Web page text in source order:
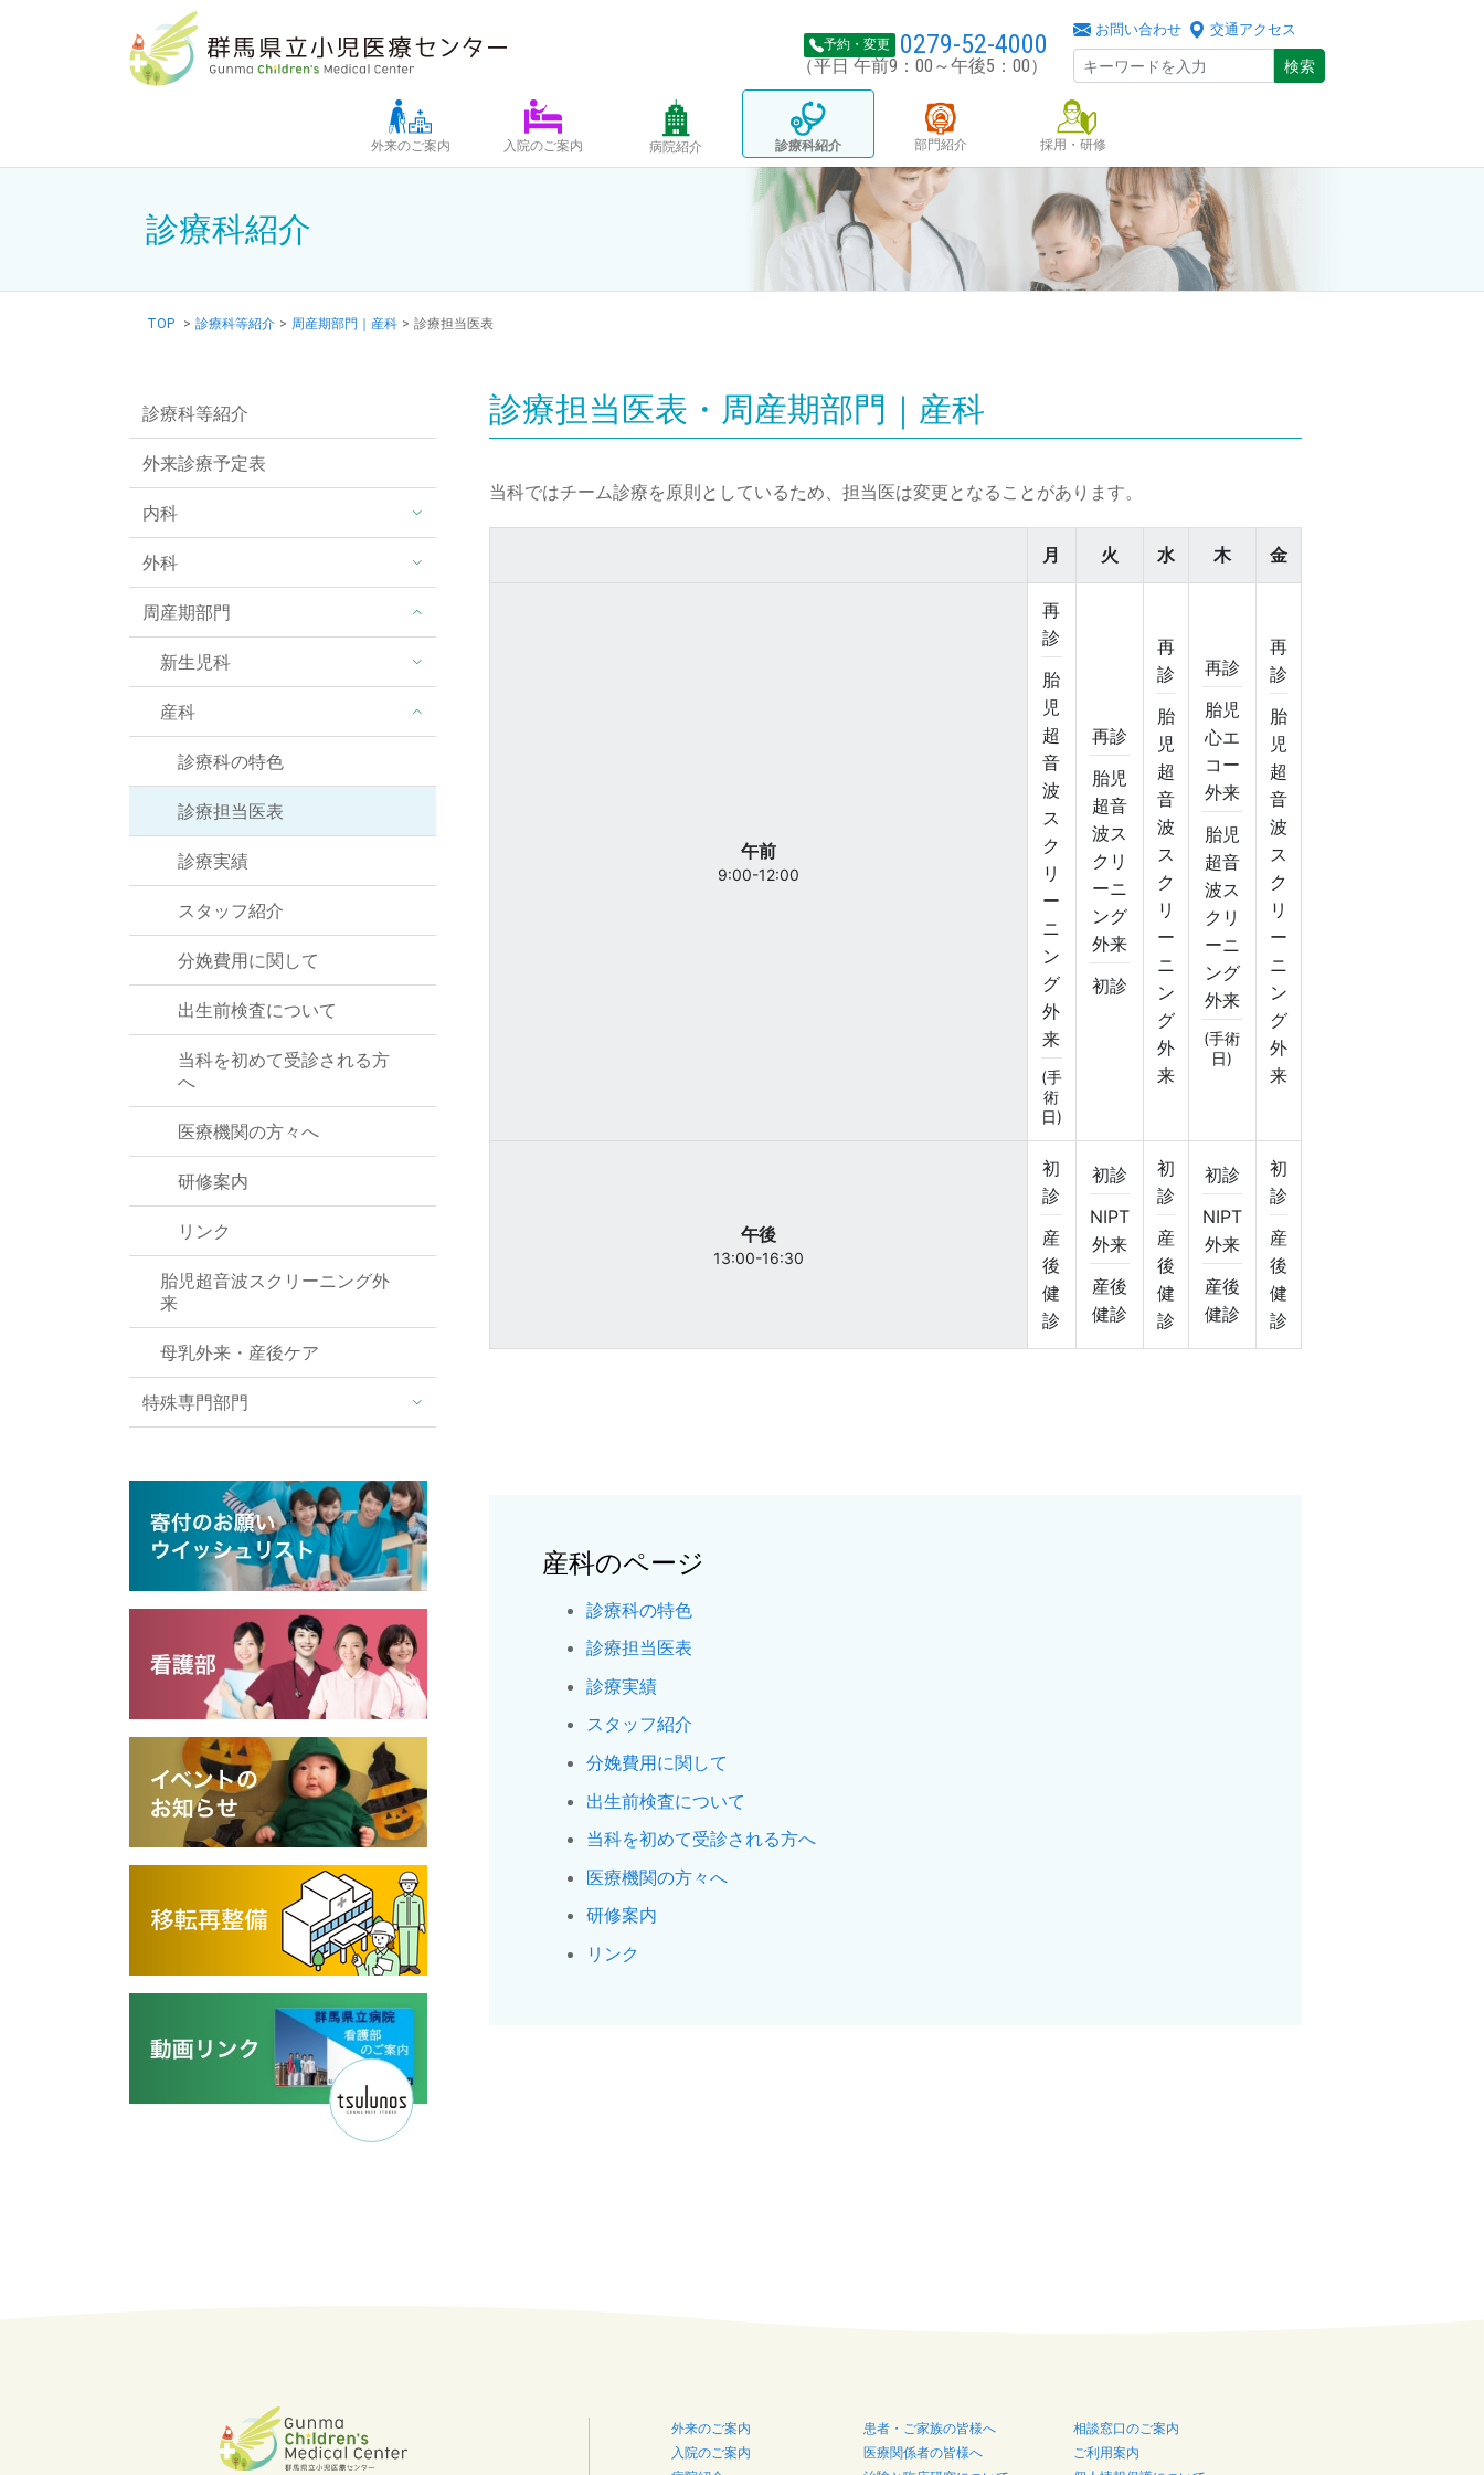
予約・変更 0279-52-4000
（平日 午前9：00～午後5：00）
お問い合わせ 交通アクセス
検索
外来のご案内 入院のご案内 病院紹介 診療科紹介 部門紹介 採用・研修
診療科紹介
TOP > 診療科等紹介 > 周産期部門｜産科 > 診療担当医表
診療科等紹介
外来診療予定表
内科
外科
周産期部門
新生児科
産科
診療科の特色
診療担当医表
診療実績
スタッフ紹介
分娩費用に関して
出生前検査について
当科を初めて受診される方
へ
医療機関の方々へ
研修案内
リンク
胎児超音波スクリーニング外
来
母乳外来・産後ケア
特殊専門部門
診療担当医表・ 周産期部門｜産科
当科ではチーム診療を原則としているため、担当医は変更となることがあります。
月 火 水 木 金
午前
9:00-12:00
再
診
胎
児
超
音
波
ス
ク
リ
ー
ニ
ン
グ
外
来
(手
術
日)
再診
胎児
超音
波ス
クリ
ーニ
ング
外来
初診
再
診
胎
児
超
音
波
ス
ク
リ
ー
ニ
ン
グ
外
来
再診
胎児
心エ
コー
外来
胎児
超音
波ス
クリ
ーニ
ング
外来
(手術
日)
再
診
胎
児
超
音
波
ス
ク
リ
ー
ニ
ン
グ
外
来
午後
13:00-16:30
初
診
産
後
健
診
初診
NIPT
外来
産後
健診
初
診
産
後
健
診
初診
NIPT
外来
産後
健診
初
診
産
後
健
診
産科のページ
診療科の特色
診療担当医表
診療実績
スタッフ紹介
分娩費用に関して
出生前検査について
当科を初めて受診される方へ
医療機関の方々へ
研修案内
リンク
外来のご案内
入院のご案内
患者・ご家族の皆様へ
医療関係者の皆様へ
相談窓口のご案内
ご利用案内